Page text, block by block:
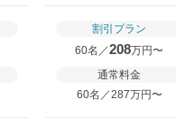
割引プラン
60名／208万円〜
通常料金
60名／287万円〜